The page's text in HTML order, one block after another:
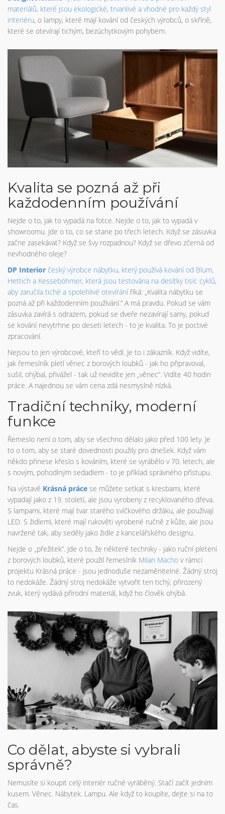
materiálů, které jsou ekologické, trvanlivé a vhodné pro každý styl
interiéru, o lampy, které mají kování od českých výrobců, o skříně,
které se otevírají tichým, bezúchytkovým pohybem.
Kvalita se pozná až při
každodenním používání
Nejde o to, jak to vypadá na fotce. Nejde o to, jak to vypadá v
showroomu. Jde o to, co se stane po třech letech. Když se zásuvka
začne zasekávat? Když se švy rozpadnou? Když se dřevo zčerná od
nevhodného oleje?
DP Interior český výrobce nábytku, který používá kování od Blum,
Hettich a Kesseböhmer, která jsou testována na desítky tisíc cyklů,
aby zaručila tiché a spolehlivé otevírání říká: „Kvalita nábytku se
pozná až při každodenním používání.“ A má pravdu. Pokud se vám
zásuvka zavírá s odrazem, pokud se dveře nezavírají samy, pokud
se kování nevytrhne po deseti letech - to je kvalita. To je poctivé
zpracování.
Nejsou to jen výrobcové, kteří to vědí. Je to i zákazník. Když vidíte,
jak řemeslník pletl věnec z borových loubků - jak ho připravoval,
sušil, ohýbal, přivážel - tak už nevidíte jen „věnec“. Vidíte 40 hodin
práce. A najednou se vám cena zdá nesmyslně nízká.
Tradiční techniky, moderní
funkce
Řemeslo není o tom, aby se všechno dělalo jako před 100 lety. Je
to o tom, aby se staré dovednosti použily pro dnešek. Když vám
někdo přinese křeslo s kováním, které se vyrábělo v 70. letech, ale
s novým, pohodlným sedadlem - to je příklad správného přístupu.
Na výstavě Krásná práce se můžete setkat s kresbami, které
vypadají jako z 19. století, ale jsou vyrobeny z recyklovaného dřeva.
S lampami, které mají tvar starého svíčkového držáku, ale používají
LED. S židlemi, které mají rukověti vyrobené ručně z kůže, ale jsou
navržené tak, aby seděly jako židle z kancelářského designu.
Nejde o „přežitek“. Jde o to, že některé techniky - jako ruční pletení
z borových loubků, které použil řemeslník Milan Macho v rámci
projektu Krásná práce - jsou jednoduše nezaměnitelné. Žádný stroj
to nedokáže. Žádný stroj nedokáže vytvořit ten tichý, přirozený
zvuk, který vydává přírodní materiál, když ho člověk ohýbá.
Co dělat, abyste si vybrali
správně?
Nemusíte si koupit celý interiér ručně vyráběný. Stačí začít jedním
kusem. Věnec. Nábytek. Lampu. Ale když to koupíte, dejte si na to
čas.